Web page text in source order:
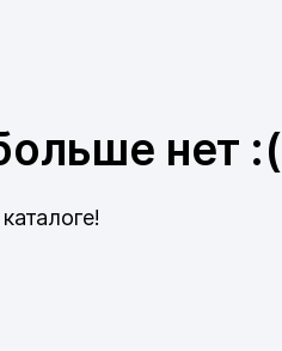
нет :(